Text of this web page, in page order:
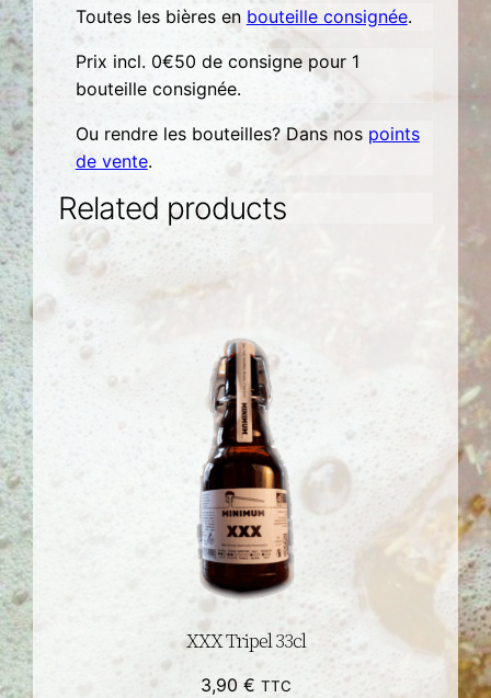
Toutes les bières en bouteille consignée.
Prix incl. 0€50 de consigne pour 1
bouteille consignée.
Ou rendre les bouteilles? Dans nos points
de vente.
Related products
XXX Tripel 33cl
3,90 € TTC